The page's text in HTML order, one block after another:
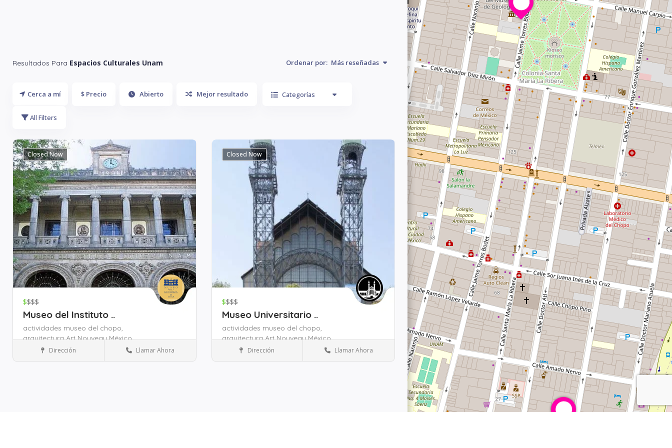
Resultados Para Espacios Culturales Unam Ordenar por: Más reseñadas
Cerca a mí $ Precio Abierto Mejor resultado Categorías
All Filters
Closed Now
$$$$
Museo del Instituto ..
actividades museo del chopo,
arquitectura Art Nouveau México,
arte contemporáneo México,
Museos y Cultura
Zona Monumento a la Revolución
Dirección Llamar Ahora
Closed Now
$$$$
Museo Universitario ..
actividades museo del chopo,
arquitectura Art Nouveau México,
arte contemporáneo México,
Museos y Cultura
Zona Monumento a la Revolución
Dirección Llamar Ahora